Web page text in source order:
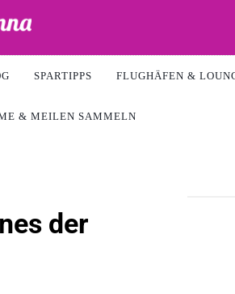
SPARTIPPS FLUGHÄFEN &
& MEILEN SAMMELN
der